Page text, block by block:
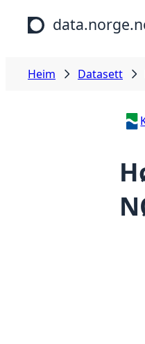
Hopp til hovudinnhald
Heim Datasett